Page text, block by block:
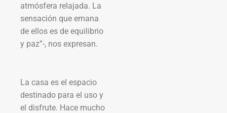
atmósfera relajada. La
sensación que emana
de ellos es de equilibrio
y paz”-, nos expresan.
La casa es el espacio
destinado para el uso y
el disfrute. Hace mucho